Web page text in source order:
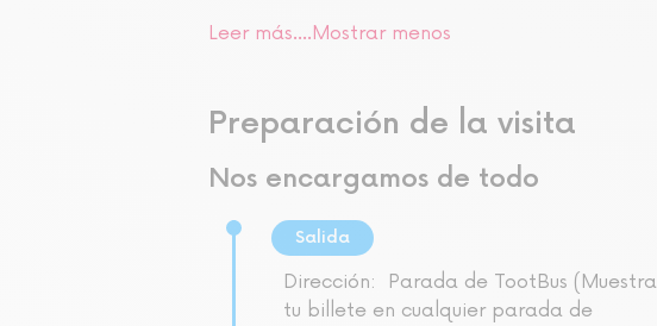
Leer más....Mostrar menos
Preparación de la visita
Nos encargamos de todo
Salida
Dirección:
Parada de TootBus (Muestra
tu billete en cualquier parada de